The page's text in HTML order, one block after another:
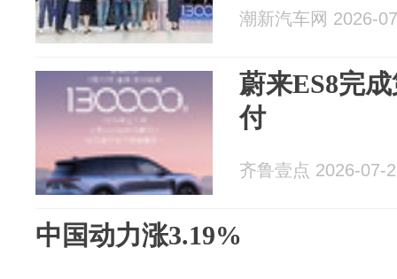
潮新汽车网 2026-
蔚来ES8完
付
齐鲁壹点 2026-07-
中国动力涨3.19%